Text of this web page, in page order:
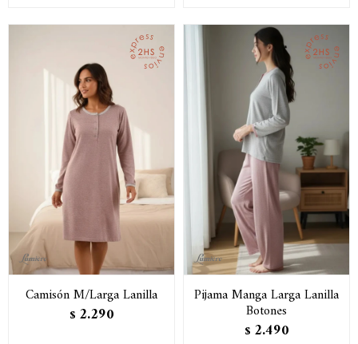
Camisón M/Larga Lanilla
$ 2.290
Pijama Manga Larga Lanilla
Botones
$ 2.490